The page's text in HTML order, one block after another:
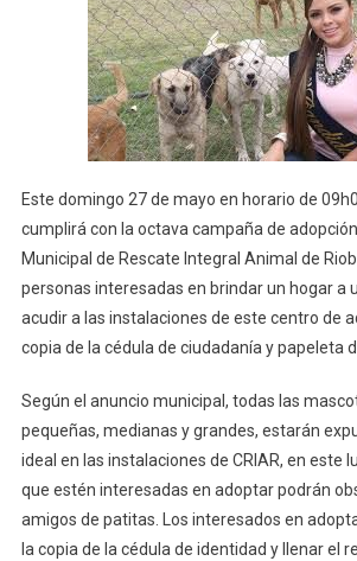
Este domingo 27 de mayo en horario de
cumplirá con la octava campaña de
Municipal de Rescate Integral Animal de
personas interesadas en brindar un hogar a
acudir a las instalaciones de este centro de
copia de la cédula de ciudadanía y papeleta
Según el anuncio municipal, todas las
pequeñas, medianas y grandes, estarán
ideal en las instalaciones de CRIAR, en este
que estén interesadas en adoptar podrán
amigos de patitas. Los interesados en
la copia de la cédula de identidad y llenar el